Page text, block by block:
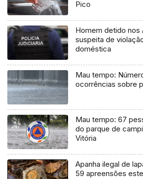
Pico
Homem detido nos
suspeita de
doméstica
Mau tempo:
ocorrências sobre
Mau tempo: 67
do parque de
Vitória
Apanha ilegal de
59 apreensões